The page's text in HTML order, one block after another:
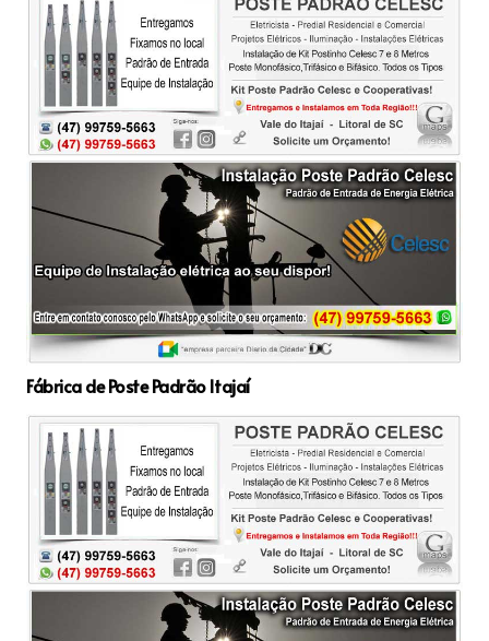
Fábrica de Poste Padrão Itajaí